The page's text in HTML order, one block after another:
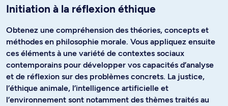
Initiation à la réflexion éthique
Obtenez une compréhension des théories, concepts et
méthodes en philosophie morale. Vous appliquez ensuite
ces éléments à une variété de contextes sociaux
contemporains pour développer vos capacités d’analyse
et de réflexion sur des problèmes concrets. La justice,
l’éthique animale, l’intelligence artificielle et
l’environnement sont notamment des thèmes traités au